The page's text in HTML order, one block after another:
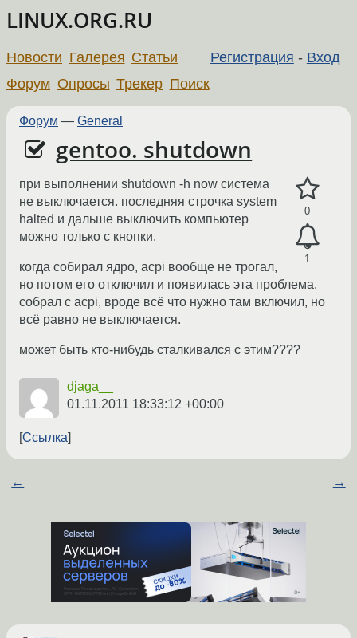
LINUX.ORG.RU
Регистрация - Вход
Новости Галерея Статьи
Форум Опросы Трекер Поиск
Форум — General
gentoo. shutdown
0
1
при выполнении shutdown -h now система
не выключается. последняя строчка system
halted и дальше выключить компьютер
можно только с кнопки.
когда собирал ядро, acpi вообще не трогал,
но потом его отключил и появилась эта проблема.
собрал с acpi, вроде всё что нужно там включил, но
всё равно не выключается.
может быть кто-нибудь сталкивался с этим????
djaga__
01.11.2011 18:33:12 +00:00
Ссылка
← →